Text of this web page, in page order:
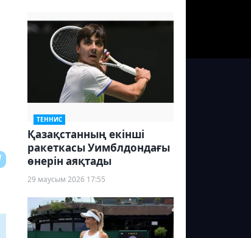
ТЕННИС
Қазақстанның екінші
ракеткасы Уимблдондағы
өнерін аяқтады
29 маусым 2026 17:55